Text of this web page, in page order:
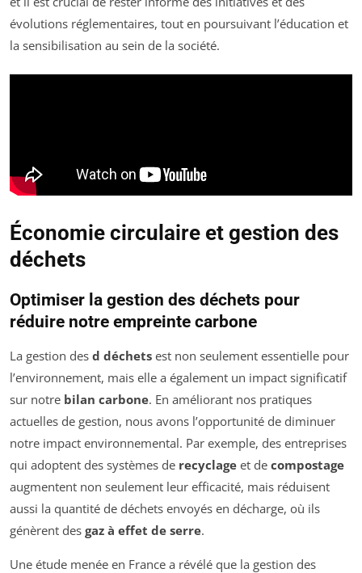
évolutions réglementaires, tout en poursuivant l’éducation et
la sensibilisation au sein de la société.
Économie circulaire et gestion des
déchets
Optimiser la gestion des déchets pour
réduire notre empreinte carbone
La gestion des d déchets est non seulement essentielle pour
l’environnement, mais elle a également un impact significatif
sur notre bilan carbone. En améliorant nos pratiques
actuelles de gestion, nous avons l’opportunité de diminuer
notre impact environnemental. Par exemple, des entreprises
qui adoptent des systèmes de recyclage et de compostage
augmentent non seulement leur efficacité, mais réduisent
aussi la quantité de déchets envoyés en décharge, où ils
génèrent des gaz à effet de serre.
Une étude menée en France a révélé que la gestion des